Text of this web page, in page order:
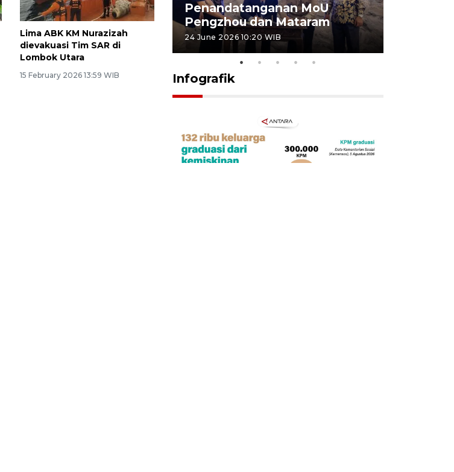
Lima ABK KM Nurazizah
dievakuasi Tim SAR di
Lombok Utara
15 February 2026 13:59 WIB
putusan terdakwa
Brigadir Nurhadi
2026 12:55 WIB
Penandatanganan MoU
Pengzhou dan Mataram
24 June 2026 10:20 WIB
Infografik